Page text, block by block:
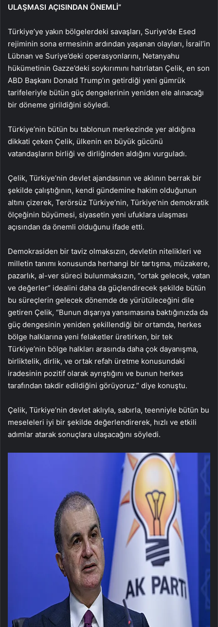
ULAŞMASI AÇISINDAN ÖNEMLİ”
Türkiye’ye yakın bölgelerdeki savaşları, Suriye’de Esed
rejiminin sona ermesinin ardından yaşanan olayları, İsrail’in
Lübnan ve Suriye’deki operasyonlarını, Netanyahu
hükümetinin Gazze’deki soykırımını hatırlatan Çelik, en son
ABD Başkanı Donald Trump’ın getirdiği yeni gümrük
tarifeleriyle bütün güç dengelerinin yeniden ele alınacağı
bir döneme girildiğini söyledi.
Türkiye’nin bütün bu tablonun merkezinde yer aldığına
dikkati çeken Çelik, ülkenin en büyük gücünü
vatandaşların birliği ve dirliğinden aldığını vurguladı.
Çelik, Türkiye’nin devlet ajandasının ve aklının berrak bir
şekilde çalıştığının, kendi gündemine hakim olduğunun
altını çizerek, Terörsüz Türkiye’nin, Türkiye’nin demokratik
ölçeğinin büyümesi, siyasetin yeni ufuklara ulaşması
açısından da önemli olduğunu ifade etti.
Demokrasiden bir taviz olmaksızın, devletin nitelikleri ve
milletin tanımı konusunda herhangi bir tartışma, müzakere,
pazarlık, al-ver süreci bulunmaksızın, “ortak gelecek, vatan
ve değerler” idealini daha da güçlendirecek şekilde bütün
bu süreçlerin gelecek dönemde de yürütüleceğini dile
getiren Çelik, “Bunun dışarıya yansımasına baktığınızda da
güç dengesinin yeniden şekillendiği bir ortamda, herkes
bölge halklarına yeni felaketler üretirken, bir tek
Türkiye’nin bölge halkları arasında daha çok dayanışma,
birliktelik, dirlik, ve ortak refah üretme konusundaki
iradesinin pozitif olarak ayrıştığını ve bunun herkes
tarafından takdir edildiğini görüyoruz.” diye konuştu.
Çelik, Türkiye’nin devlet aklıyla, sabırla, teenniyle bütün bu
meseleleri iyi bir şekilde değerlendirerek, hızlı ve etkili
adımlar atarak sonuçlara ulaşacağını söyledi.